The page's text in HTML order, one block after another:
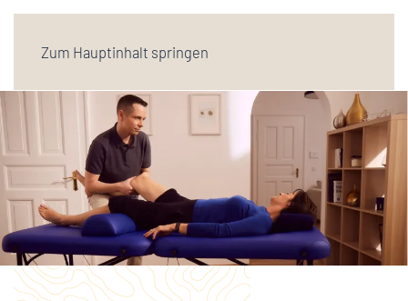
Zum Hauptinhalt springen